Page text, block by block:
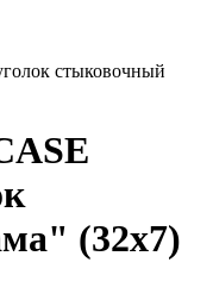
стыковочный
(32х7)